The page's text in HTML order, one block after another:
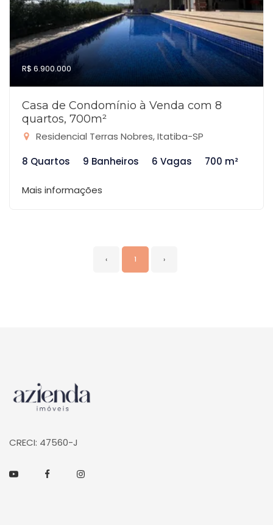
R$ 6.900.000
Casa de Condomínio à Venda com 8
quartos, 700m²
Residencial Terras Nobres, Itatiba-SP
8 Quartos
9 Banheiros 6 Vagas 700 m²
Mais informações
‹ 1 ›
Página inicial
CRECI: 47560-J
YoutubeFacebookInstagram